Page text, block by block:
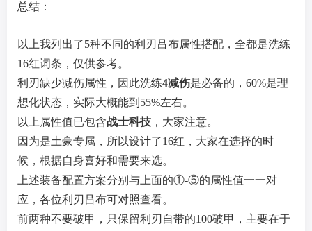
总结：
以上我列出了5种不同的利刃吕布属性搭配，全都是洗练
16红词条，仅供参考。
利刃缺少减伤属性，因此洗练4减伤是必备的，60%是理
想化状态，实际大概能到55%左右。
以上属性值已包含战士科技 ，大家注意。
因为是土豪专属，所以设计了16红，大家在选择的时
候，根据自身喜好和需要来选。
上述装备配置方案分别与上面的①-⑤的属性值一一对
应，各位利刃吕布可对照查看。
前两种不要破甲，只保留利刃自带的100破甲，主要在于